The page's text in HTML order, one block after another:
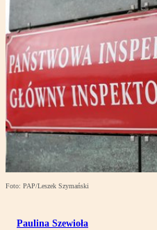
Foto: PAP/Leszek Szymański
Paulina Szewioła